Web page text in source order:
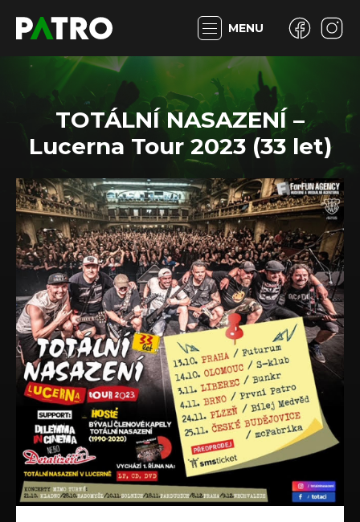
MENU
TOTÁLNÍ NASAZENÍ –
Lucerna Tour 2023 (33 let)